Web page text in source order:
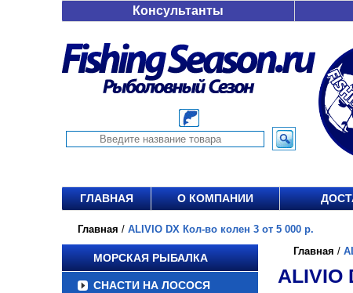
Консультанты
ГЛАВНАЯ О КОМПАНИИ
Главная / ALIVIO DX Кол-во колен 3 от 5 000 р.
МОРСКАЯ РЫБАЛКА
СНАСТИ НА ЛОСОСЯ
Главная /
ALIVIO